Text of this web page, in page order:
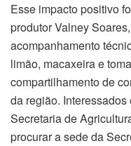
Esse impacto positivo
produtor Valney
acompanhamento
limão, macaxeira e
compartilhamento de
da região.
Secretaria de
procurar a sede da